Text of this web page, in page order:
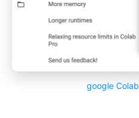
google Colab